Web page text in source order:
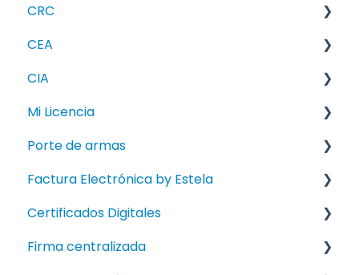
CRC
FAQ
How To
Knowledge Error
Manuales
CEA
FAQ
How To
Knowledge Error
Manuales
CIA
FAQ
Mi Licencia
FAQ
How To
Manuales
Porte de armas
How To
Manual
Factura Electrónica by Estela
FAQ
How To
Certificados Digitales
FAQ
Firma centralizada